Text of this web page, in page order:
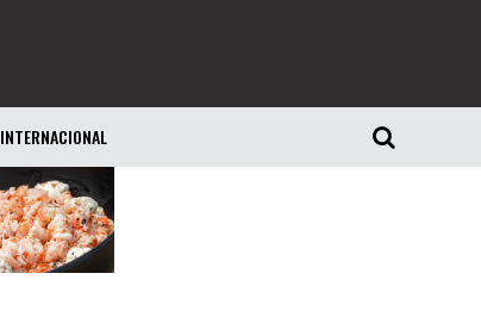
INTERNACIONAL